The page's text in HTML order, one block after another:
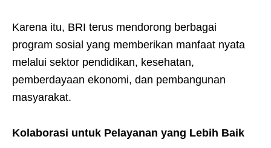
Karena itu, BRI terus mendorong berbagai
program sosial yang memberikan manfaat nyata
melalui sektor pendidikan, kesehatan,
pemberdayaan ekonomi, dan pembangunan
masyarakat.
Kolaborasi untuk Pelayanan yang Lebih Baik